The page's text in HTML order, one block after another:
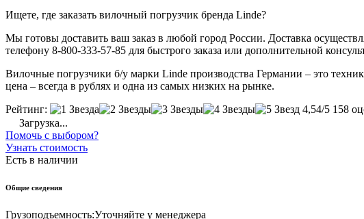
Ищете, где заказать вилочный погрузчик бренда Linde?
Мы готовы доставить ваш заказ в любой город России. Доставка
телефону 8-800-333-57-85 для быстрого заказа или дополнительной
Вилочные погрузчики б/у марки Linde производства Германии – это
цена – всегда в рублях и одна из самых низких на рынке.
Рейтинг:
4,54/5 158
Загрузка...
Помочь с выбором?
Узнать стоимость
Есть в наличии
Общие сведения
Грузоподъемность:Уточняйте у менеджера